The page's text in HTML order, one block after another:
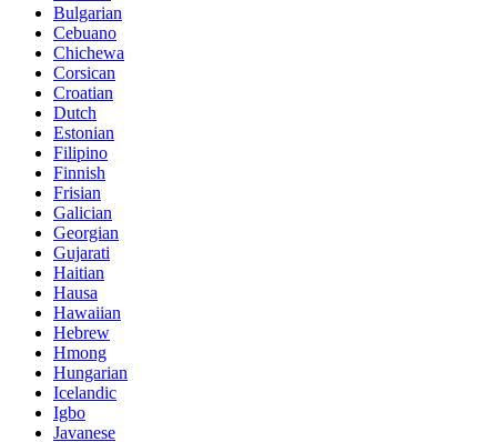
Bulgarian
Cebuano
Chichewa
Corsican
Croatian
Dutch
Estonian
Filipino
Finnish
Frisian
Galician
Georgian
Gujarati
Haitian
Hausa
Hawaiian
Hebrew
Hmong
Hungarian
Icelandic
Igbo
Javanese